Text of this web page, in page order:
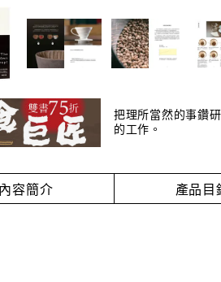
把理所當然的事鑽
的工作。
內容簡介 產品目